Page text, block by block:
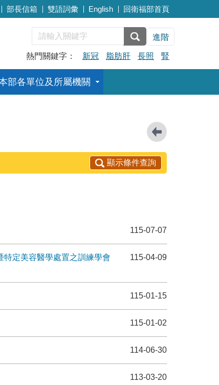
部長信箱 雙語詞彙 English 回衛福部首頁
進階
熱門關鍵字： 新冠 脂肪肝 長照 腎
部各單位及所屬機關
顯示條件查詢
115-07-07
定美容醫學處置之訓練學會
115-04-09
115-01-15
115-01-02
114-06-30
113-03-20